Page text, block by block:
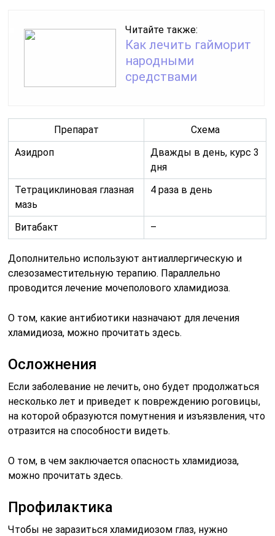
Читайте также:
Как лечить гайморит
народными
средствами
Препарат
Схема
Азидроп
Дважды в день, курс 3
дня
Тетрациклиновая глазная
мазь
4 раза в день
Витабакт –
Дополнительно используют антиаллергическую и
слезозаместительную терапию. Параллельно
проводится лечение мочеполового хламидиоза.
О том, какие антибиотики назначают для лечения
хламидиоза, можно прочитать здесь.
Осложнения
Если заболевание не лечить, оно будет продолжаться
несколько лет и приведет к повреждению роговицы,
на которой образуются помутнения и изъязвления, что
отразится на способности видеть.
О том, в чем заключается опасность хламидиоза,
можно прочитать здесь.
Профилактика
Чтобы не заразиться хламидиозом глаз, нужно